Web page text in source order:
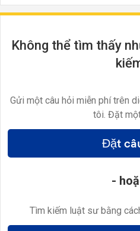
Không thể tìm thấy
Gửi một câu hỏi miễn phí trên
tôi. Đặt
Đặt
-
Tìm kiếm luật sư bằng